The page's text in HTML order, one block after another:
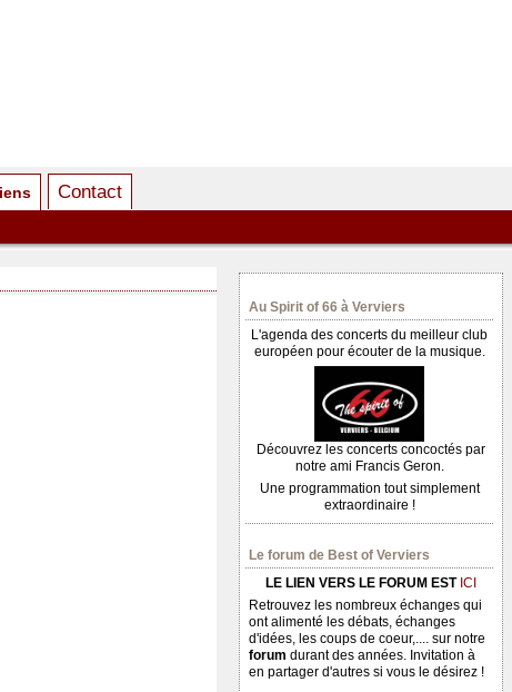
Contact
Au Spirit of 66 à Verviers
L'agenda des concerts du meilleur club
européen pour écouter de la musique.
Découvrez les concerts concoctés par
notre ami Francis Geron.
Une programmation tout simplement
extraordinaire !
Le forum de Best of Verviers
LE LIEN VERS LE FORUM EST ICI
Retrouvez les nombreux échanges qui
ont alimenté les débats, échanges
d'idées, les coups de coeur,.... sur notre
forum durant des années. Invitation à
en partager d'autres si vous le désirez !